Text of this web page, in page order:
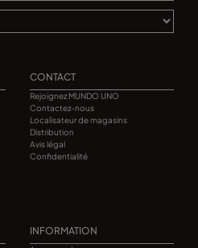
CONTACT
Rejoignez MUNDO UNO
Contactez-nous
Localisateur de magasins
Distribution
Avis légal
Confidentialité
INFORMATION